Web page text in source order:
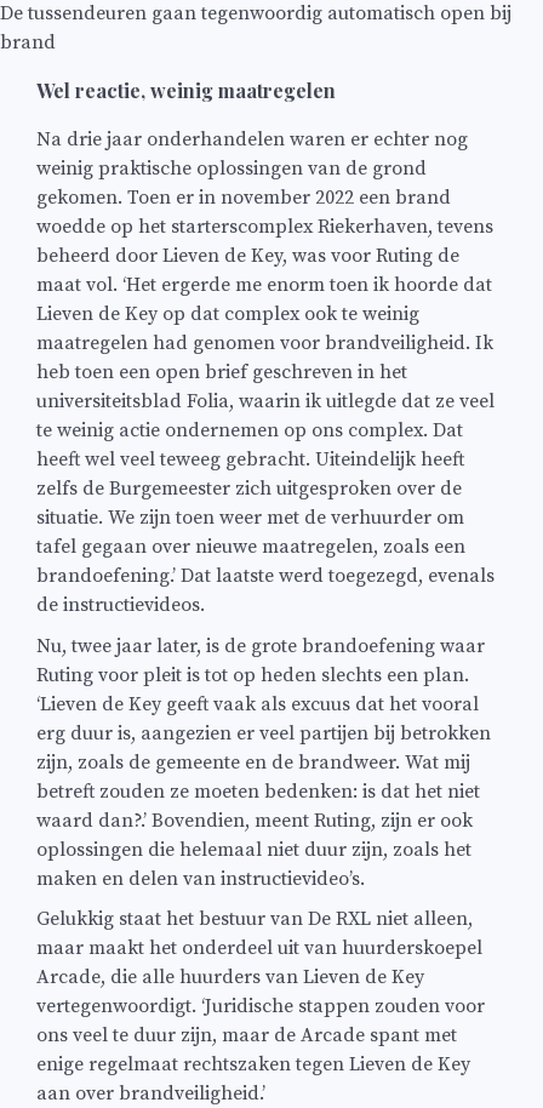
De tussendeuren gaan tegenwoordig automatisch open bij
brand
Wel reactie, weinig maatregelen
Na drie jaar onderhandelen waren er echter nog
weinig praktische oplossingen van de grond
gekomen. Toen er in november 2022 een brand
woedde op het starterscomplex Riekerhaven, tevens
beheerd door Lieven de Key, was voor Ruting de
maat vol. ‘Het ergerde me enorm toen ik hoorde dat
Lieven de Key op dat complex ook te weinig
maatregelen had genomen voor brandveiligheid. Ik
heb toen een open brief geschreven in het
universiteitsblad Folia, waarin ik uitlegde dat ze veel
te weinig actie ondernemen op ons complex. Dat
heeft wel veel teweeg gebracht. Uiteindelijk heeft
zelfs de Burgemeester zich uitgesproken over de
situatie. We zijn toen weer met de verhuurder om
tafel gegaan over nieuwe maatregelen, zoals een
brandoefening.’ Dat laatste werd toegezegd, evenals
de instructievideos.
Nu, twee jaar later, is de grote brandoefening waar
Ruting voor pleit is tot op heden slechts een plan.
‘Lieven de Key geeft vaak als excuus dat het vooral
erg duur is, aangezien er veel partijen bij betrokken
zijn, zoals de gemeente en de brandweer. Wat mij
betreft zouden ze moeten bedenken: is dat het niet
waard dan?.’ Bovendien, meent Ruting, zijn er ook
oplossingen die helemaal niet duur zijn, zoals het
maken en delen van instructievideo’s.
Gelukkig staat het bestuur van De RXL niet alleen,
maar maakt het onderdeel uit van huurderskoepel
Arcade, die alle huurders van Lieven de Key
vertegenwoordigt. ‘Juridische stappen zouden voor
ons veel te duur zijn, maar de Arcade spant met
enige regelmaat rechtszaken tegen Lieven de Key
aan over brandveiligheid.’